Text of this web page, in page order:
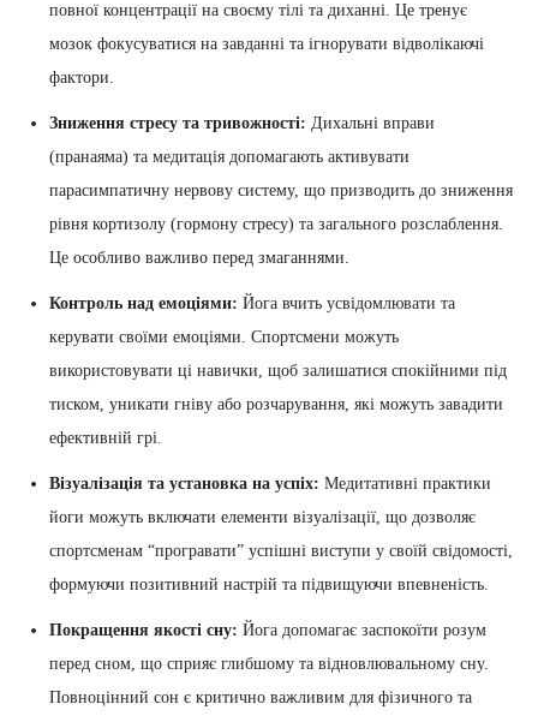
повної концентрації на своєму тілі та диханні. Це тренує
мозок фокусуватися на завданні та ігнорувати відволікаючі
фактори.
Зниження стресу та тривожності: Дихальні вправи
(пранаяма) та медитація допомагають активувати
парасимпатичну нервову систему, що призводить до зниження
рівня кортизолу (гормону стресу) та загального розслаблення.
Це особливо важливо перед змаганнями.
Контроль над емоціями: Йога вчить усвідомлювати та
керувати своїми емоціями. Спортсмени можуть
використовувати ці навички, щоб залишатися спокійними під
тиском, уникати гніву або розчарування, які можуть завадити
ефективній грі.
Візуалізація та установка на успіх: Медитативні практики
йоги можуть включати елементи візуалізації, що дозволяє
спортсменам “програвати” успішні виступи у своїй свідомості,
формуючи позитивний настрій та підвищуючи впевненість.
Покращення якості сну: Йога допомагає заспокоїти розум
перед сном, що сприяє глибшому та відновлювальному сну.
Повноцінний сон є критично важливим для фізичного та